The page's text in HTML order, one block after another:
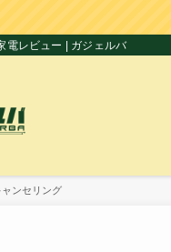
電レビュー | ガジェルバ
ンセリング